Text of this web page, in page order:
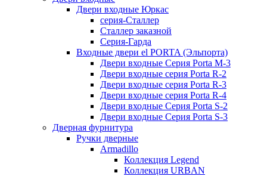
Двери входные Юркас
серия-Сталлер
Сталлер заказной
Серия-Гарда
Входные двери el PORTA (Эльпорта)
Двери входные Серия Porta M-3
Двери входные серия Porta R-2
Двери входные серия Porta R-3
Двери входные серия Porta R-4
Двери входные Серия Porta S-2
Двери входные Серия Porta S-3
Дверная фурнитура
Ручки дверные
Armadillo
Коллекция Legend
Коллекция URBAN